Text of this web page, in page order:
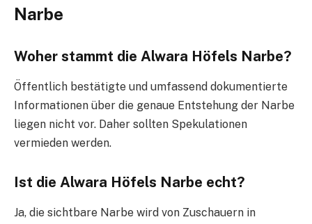
Narbe
Woher stammt die Alwara Höfels Narbe?
Öffentlich bestätigte und umfassend dokumentierte
Informationen über die genaue Entstehung der Narbe
liegen nicht vor. Daher sollten Spekulationen
vermieden werden.
Ist die Alwara Höfels Narbe echt?
Ja, die sichtbare Narbe wird von Zuschauern in